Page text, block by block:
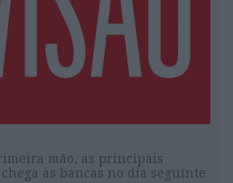
mão, as principais
às bancas no dia seguinte